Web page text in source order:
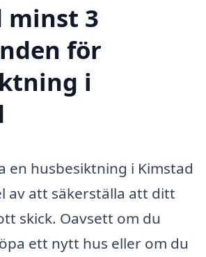
minst 3
för
i
en husbesiktning i Kimstad
av att säkerställa att ditt
skick. Oavsett om du
ett nytt hus eller om du